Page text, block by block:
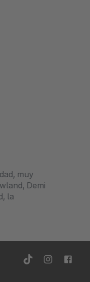
muy
Demi
la